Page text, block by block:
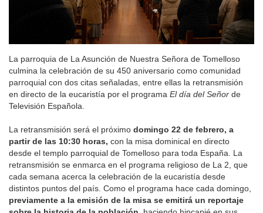
La parroquia de La Asunción de Nuestra Señora de Tomelloso
culmina la celebración de su 450 aniversario como comunidad
parroquial con dos citas señaladas, entre ellas la retransmisión
en directo de la eucaristía por el programa El día del Señor de
Televisión Española.
La retransmisión será el próximo domingo 22 de febrero, a
partir de las 10:30 horas, con la misa dominical en directo
desde el templo parroquial de Tomelloso para toda España. La
retransmisión se enmarca en el programa religioso de La 2, que
cada semana acerca la celebración de la eucaristía desde
distintos puntos del país. Como el programa hace cada domingo,
previamente a la emisión de la misa se emitirá un reportaje